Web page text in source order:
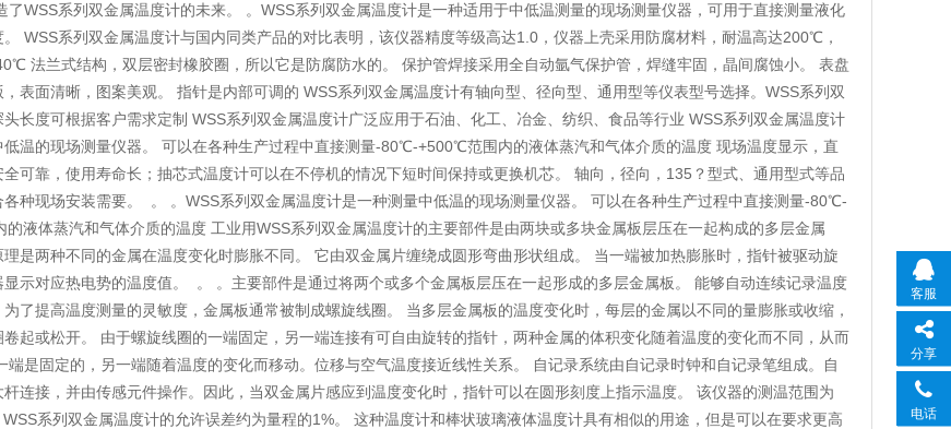
了WSS系列双金属温度计的未来。 。WSS系列双金属温度计是一种适用于中低温测量的现场测量仪器，可用于直接测量液化
WSS系列双金属温度计与国内同类产品的对比表明，该仪器精度等级高达1.0，仪器上壳采用防腐材料，耐温高达200℃，
法兰式结构，双层密封橡胶圈，所以它是防腐防水的。 保护管焊接采用全自动氩气保护管，焊缝牢固，晶间腐蚀小。 表盘
，表面清晰，图案美观。 指针是内部可调的 WSS系列双金属温度计有轴向型、径向型、通用型等仪表型号选择。WSS系列双
长度可根据客户需求定制 WSS系列双金属温度计广泛应用于石油、化工、冶金、纺织、食品等行业 WSS系列双金属温度计
低温的现场测量仪器。 可以在各种生产过程中直接测量-80℃-+500℃范围内的液体蒸汽和气体介质的温度 现场温度显示，直
可靠，使用寿命长；抽芯式温度计可以在不停机的情况下短时间保持或更换机芯。 轴向，径向，135？型式、通用型式等品
各种现场安装需要。 。 。WSS系列双金属温度计是一种测量中低温的现场测量仪器。 可以在各种生产过程中直接测量-80℃-
液体蒸汽和气体介质的温度 工业用WSS系列双金属温度计的主要部件是由两块或多块金属板层压在一起构成的多层金属
是两种不同的金属在温度变化时膨胀不同。 它由双金属片缠绕成圆形弯曲形状组成。 当一端被加热膨胀时，指针被驱动旋
显示对应热电势的温度值。 。 。主要部件是通过将两个或多个金属板层压在一起形成的多层金属板。 能够自动连续记录温度
了提高温度测量的灵敏度，金属板通常被制成螺旋线圈。 当多层金属板的温度变化时，每层的金属以不同的量膨胀或收缩，
起或松开。 由于螺旋线圈的一端固定，另一端连接有可自由旋转的指针，两种金属的体积变化随着温度的变化而不同，从而
端是固定的，另一端随着温度的变化而移动。位移与空气温度接近线性关系。 自记录系统由自记录时钟和自记录笔组成。自
连接，并由传感元件操作。因此，当双金属片感应到温度变化时，指针可以在圆形刻度上指示温度。 该仪器的测温范围为
系列双金属温度计的允许误差约为量程的1%。 这种温度计和棒状玻璃液体温度计具有相似的用途，但是可以在要求更高
客服
分享
电话